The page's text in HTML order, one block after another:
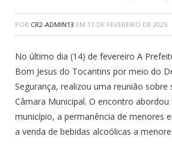
POR CR2-ADMIN13 EM 17 DE FEVEREIRO DE 2025
No último dia (14) de fevereiro A
Bom Jesus do Tocantins por meio do
Segurança, realizou uma reunião sobre
Câmara Municipal. O encontro
município, a permanência de menores
a venda de bebidas alcoólicas a